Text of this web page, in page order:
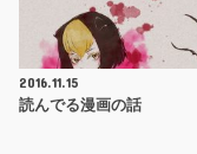
2016.11.15
読んでる漫画の話